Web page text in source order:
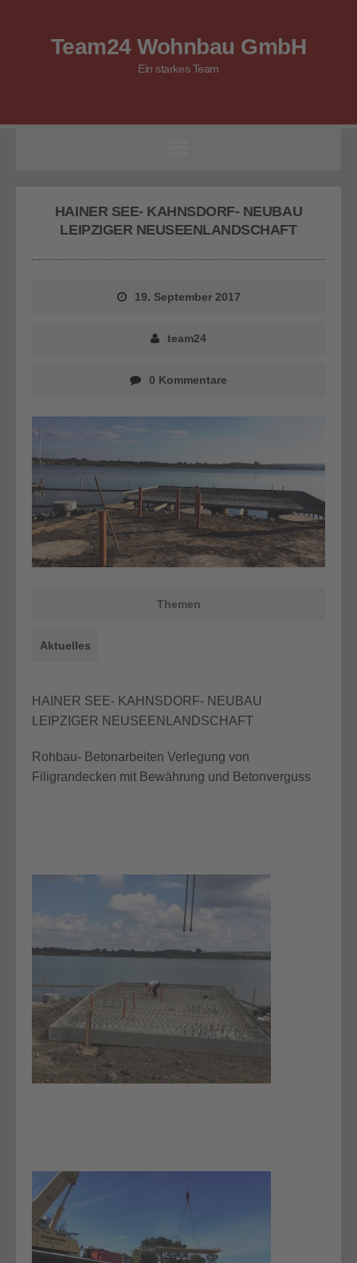
Team24 Wohnbau GmbH
Ein starkes Team
HAINER SEE- KAHNSDORF- NEUBAU
LEIPZIGER NEUSEENLANDSCHAFT
19. September 2017
team24
0 Kommentare
Themen
Aktuelles
HAINER SEE- KAHNSDORF- NEUBAU
LEIPZIGER NEUSEENLANDSCHAFT
Rohbau- Betonarbeiten Verlegung von
Filigrandecken mit Bewährung und Betonverguss